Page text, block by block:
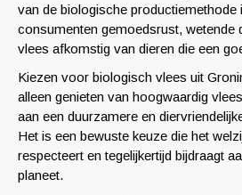
van de biologische productiemethode
consumenten gemoedsrust, wetende
vlees afkomstig van dieren die een
Kiezen voor biologisch vlees uit
alleen genieten van hoogwaardig
aan een duurzamere en
Het is een bewuste keuze die het
respecteert en tegelijkertijd bijdraagt
planeet.